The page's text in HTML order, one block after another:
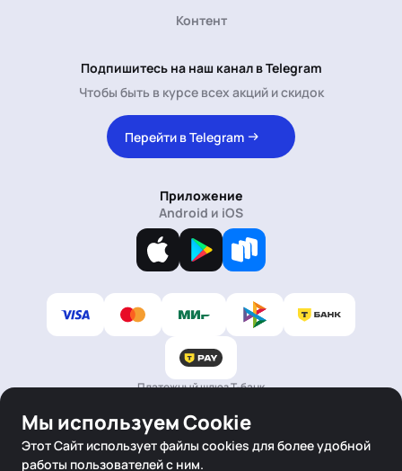
Контент
Подпишитесь на наш канал в Telegram
Чтобы быть в курсе всех акций и скидок
Перейти в Telegram
Приложение
Android и iOS
Платежный шлюз Т-банк
Работает на Polza.ai
Мы используем Cookie
Этот Сайт использует файлы cookies для более удобной
работы пользователей с ним.